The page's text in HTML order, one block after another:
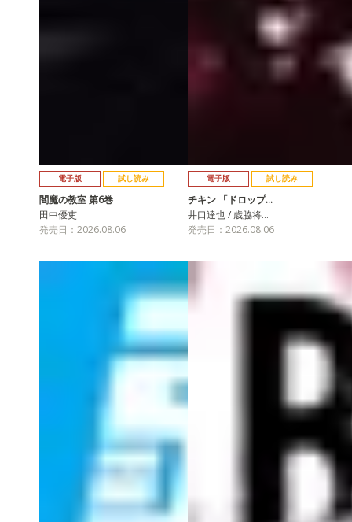
電子版 試し読み
閻魔の教室 第6巻
田中優吏
発売日：2026.08.06
電子版 試し読み
チキン 「ドロップ…
井口達也 / 歳脇将…
発売日：2026.08.06